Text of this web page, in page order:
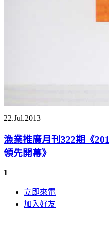
22.Jul.2013
漁業推廣月刊322期《
領先開幕》
1
立即來電
加入好友